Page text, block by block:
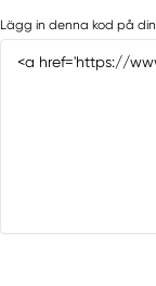
Lägg in denna kod på